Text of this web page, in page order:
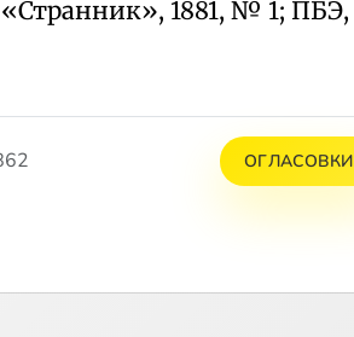
1881, № 1; ПБЭ,
ОГЛАСОВКИ